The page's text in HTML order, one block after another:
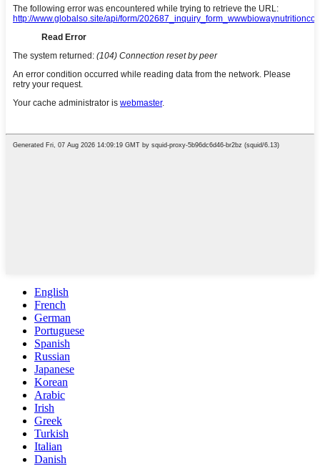
English
French
German
Portuguese
Spanish
Russian
Japanese
Korean
Arabic
Irish
Greek
Turkish
Italian
Danish